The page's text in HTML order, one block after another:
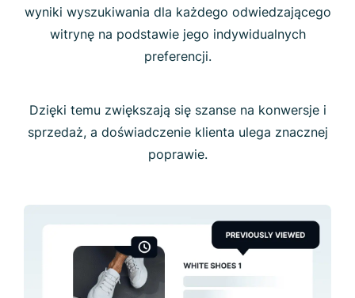
wyniki wyszukiwania dla każdego odwiedzającego
witrynę na podstawie jego indywidualnych
preferencji.
Dzięki temu zwiększają się szanse na konwersje i
sprzedaż, a doświadczenie klienta ulega znacznej
poprawie.